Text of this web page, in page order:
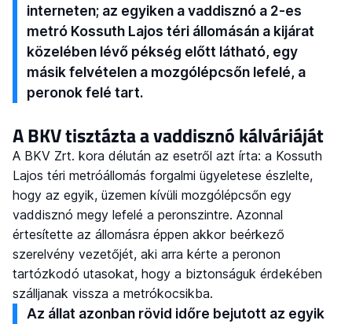
interneten; az egyiken a vaddisznó a 2-es
metró Kossuth Lajos téri állomásán a kijárat
közelében lévő pékség előtt látható, egy
másik felvételen a mozgólépcsőn lefelé, a
peronok felé tart.
A BKV tisztázta a vaddisznó kálváriáját
A BKV Zrt. kora délután az esetről azt írta: a Kossuth
Lajos téri metróállomás forgalmi ügyeletese észlelte,
hogy az egyik, üzemen kívüli mozgólépcsőn egy
vaddisznó megy lefelé a peronszintre. Azonnal
értesítette az állomásra éppen akkor beérkező
szerelvény vezetőjét, aki arra kérte a peronon
tartózkodó utasokat, hogy a biztonságuk érdekében
szálljanak vissza a metrókocsikba.
Az állat azonban rövid időre bejutott az egyik